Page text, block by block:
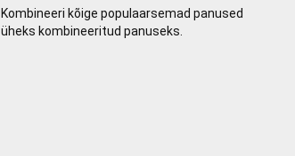
Kombineeri kõige populaarsemad panused
üheks kombineeritud panuseks.